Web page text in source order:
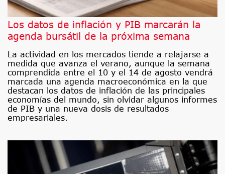
Los datos de inflación y PIB marcarán la
agenda bursátil de la próxima semana
La actividad en los mercados tiende a relajarse a
medida que avanza el verano, aunque la semana
comprendida entre el 10 y el 14 de agosto vendrá
marcada una agenda macroeconómica en la que
destacan los datos de inflación de las principales
economías del mundo, sin olvidar algunos informes
de PIB y una nueva dosis de resultados
empresariales.